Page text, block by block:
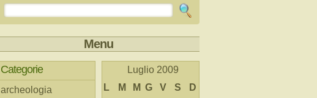
Menu
Categorie
archeologia
Luglio 2009
L
M M G V S
D